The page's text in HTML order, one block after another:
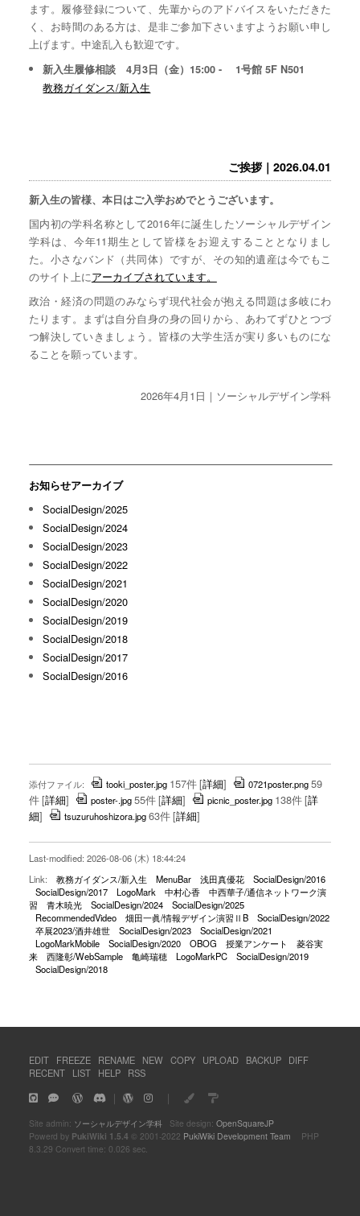
ます。履修登録について、先輩からのアドバイスをいただきた
く、お時間のある方は、是非ご参加下さいますようお願い申し
上げます。中途乱入も歓迎です。
新入生履修相談 4月3日（金）15:00 - 1号館 5F N501
教務ガイダンス/新入生
ご挨拶｜2026.04.01
新入生の皆様、本日はご入学おめでとうございます。
国内初の学科名称として2016年に誕生したソーシャルデザイン
学科は、今年11期生として皆様をお迎えすることとなりまし
た。小さなバンド（共同体）ですが、その知的遺産は今でもこ
のサイト上にアーカイブされています。
政治・経済の問題のみならず現代社会が抱える問題は多岐にわ
たります。まずは自分自身の身の回りから、あわてずひとつづ
つ解決していきましょう。皆様の大学生活が実り多いものにな
ることを願っています。
2026年4月1日｜ソーシャルデザイン学科
お知らせアーカイブ
SocialDesign/2025
SocialDesign/2024
SocialDesign/2023
SocialDesign/2022
SocialDesign/2021
SocialDesign/2020
SocialDesign/2019
SocialDesign/2018
SocialDesign/2017
SocialDesign/2016
添付ファイル: tooki_poster.jpg 157件[詳細] 0721poster.png59
件[詳細] poster-.jpg55件[詳細] picnic_poster.jpg 138件[詳
細] tsuzuruhoshizora.jpg63件[詳細]
Last-modified: 2026-08-06 (木) 18:44:24
Link:
教務ガイダンス/新入生 MenuBar 浅田真優花
SocialDesign/2016
SocialDesign/2017
LogoMark 中村心香
中西華子/通信ネットワーク演
習
青木暁光 SocialDesign/2024
SocialDesign/2025
RecommendedVideo
畑田一眞/情報デザイン演習ⅡB
SocialDesign/2022
卒展2023/酒井雄世
SocialDesign/2023
SocialDesign/2021
LogoMarkMobile
SocialDesign/2020 OBOG 授業アンケート
菱谷実
来
西隆彰/WebSample 亀崎瑞穂 LogoMarkPC
SocialDesign/2019
SocialDesign/2018
EDIT FREEZE RENAME NEW COPY UPLOAD BACKUP
DIFF
RECENT
LIST HELP RSS
｜ ｜
Site admin: ソーシャルデザイン学科Site design: OpenSquareJP
Powerd by PukiWiki 1.5.4 © 2001-2022 PukiWiki Development Team PHP
8.3.29 Convert time: 0.026 sec.